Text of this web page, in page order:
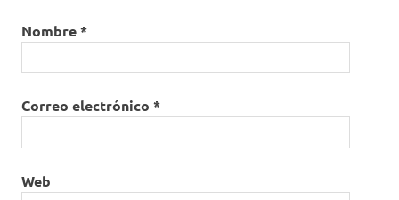
Nombre*
Correo electrónico *
Web